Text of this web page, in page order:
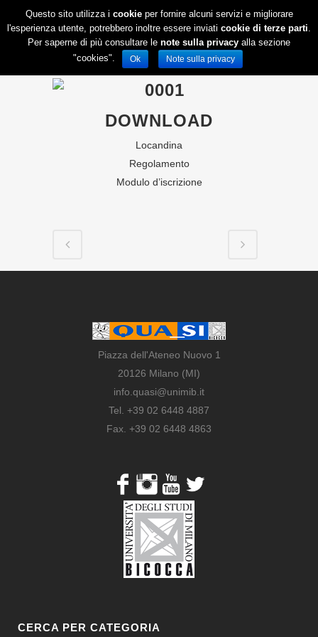
DOWNLOAD
Locandina
Regolamento
Modulo d’iscrizione
Piazza dell'Ateneo Nuovo 1
20126 Milano (MI)
info.quasi@unimib.it
Tel. +39 02 6448 4887
Fax. +39 02 6448 4863
CERCA PER CATEGORIA
Questo sito utilizza i cookieper fornire alcuni servizi e migliorare
l'esperienza utente, potrebbero inoltre essere inviati cookie di terze parti.
Per saperne di più consultare le note sulla privacy alla sezione
"cookies".
Ok Note sulla privacy